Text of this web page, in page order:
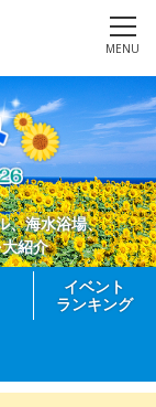
MENU
、海水浴場、
紹介
イベント
ランキング